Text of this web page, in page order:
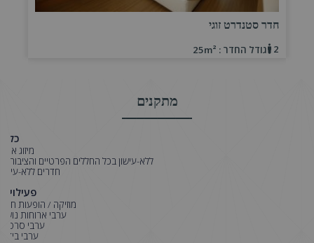
חדר סטנדרט זוגי
גודל החדר : 25m² 2
מתקנים
כללי
מיזוג אוויר
ללא-עישון בכל החללים הפרטיים והציבוריים
חדרים ללא-עישון
פעילויות
מוזיקה / הופעות חיות
ערבי ארוחות נושא
ערבי סרטים
ערבי בידור